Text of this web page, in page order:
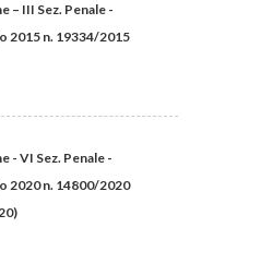
– III Sez. Penale -
2015 n. 19334/2015
- VI Sez. Penale -
2020 n. 14800/2020